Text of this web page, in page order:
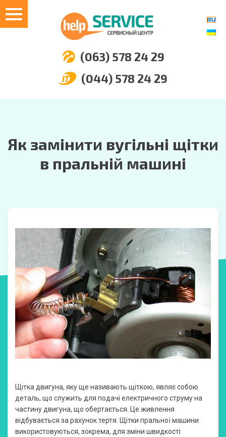
(063) 578 24 29
(044) 578 24 29
Як замінити вугільні щітки
в пральній машині
Щітка двигуна, яку ще називають щіткою, являє собою
деталь, що служить для подачі електричного струму на
частину двигуна, що обертається. Це живлення
відбувається за рахунок тертя. Щітки пральної машини
використовуються, зокрема, для зміни швидкості